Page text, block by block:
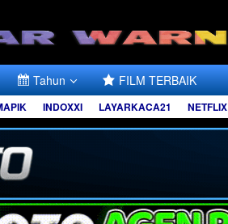
Tahun FILM TERBAIK
INDOXXI LAYARKACA21 NETFLIX